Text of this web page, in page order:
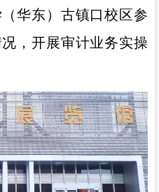
华东）古镇口校区参
，开展审计业务实操